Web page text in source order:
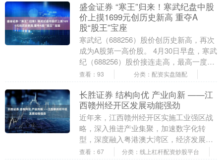
盛金证券 “寒王”归来！寒武纪盘中股
价上摸1699元创历史新高 重夺A
股“股王”宝座
寒武纪（688256）股价创历史新高，再次
成为A股第一高价股。 4月30日早盘，寒武
纪（688256）股价接连走高，最高一度摸
至1699.00元/股的历史最高位....
查看：93 分类：配资实盘随配
长胜证券 结构向优 产业向新 ——江
西赣州经开区发展动能强劲
近年来，江西赣州经开区实施工业强区战
略，深入推进产业集聚，加速数字化转
型，深度融入粤港澳大湾区，经济发展呈
现“位势向上、结构向优、产业向新”的发
查看：67 分类：线上杠杆配资炒股平台